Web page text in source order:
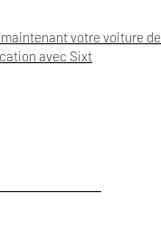
votre voiture de
avec Sixt